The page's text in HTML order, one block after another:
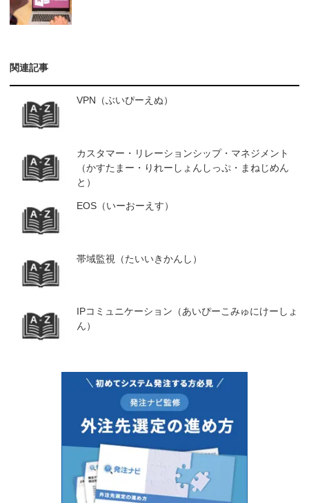
関連記事
VPN（ぶいぴーえぬ）
カスタマー・リレーションシップ・マネジメント
（かすたまー・りれーしょんしっぷ・まねじめん
と）
EOS（いーおーえす）
帯域監視（たいいきかんし）
IPコミュニケーション（あいぴーこみゅにけーしょ
ん）